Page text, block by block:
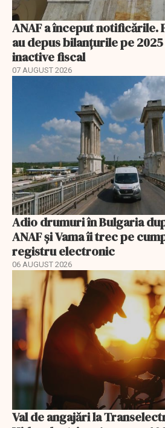
ANAF a început notificările.
au depus bilanțurile pe
inactive fiscal
07 AUGUST 2026
Adio drumuri în Bulgaria
ANAF și Vama îi trec pe
registru electronic
06 AUGUST 2026
Val de angajări la